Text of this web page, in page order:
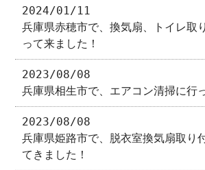
2024/01/11
兵庫県赤穂市で、換気扇、トイレ取
って来ました！
2023/08/08
兵庫県相生市で、エアコン清掃に行
2023/08/08
兵庫県姫路市で、脱衣室換気扇取り
てきました！